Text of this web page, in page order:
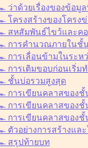
าด้วยเรื่องของข้อมูล
ครงสร้างของโครง
หสัมพันธ์ไขว้และค
ารคำนวณภายในชั้
ารเลื่อนข้ามในระห
ารเติมขอบก่อนเริ่ม
นบ่อรวมสูงสุด
ารเขียนคลาสของชั้
ารเขียนคลาสของชั้
ารเขียนคลาสของชั้
วอย่างการสร้างแล
รุปท้ายบท